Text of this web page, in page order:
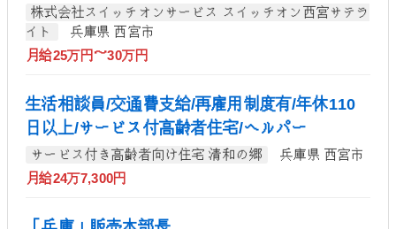
株式会社スイッチオンサービス スイッチオン西宮サテラ
イト
兵庫県 西宮市
月給25万円～30万円
生活相談員/交通費支給/再雇用制度有/年休110
日以上/サービス付高齢者住宅/ヘルパー
サービス付き高齢者向け住宅 清和の郷
兵庫県 西宮市
月給24万7,300円